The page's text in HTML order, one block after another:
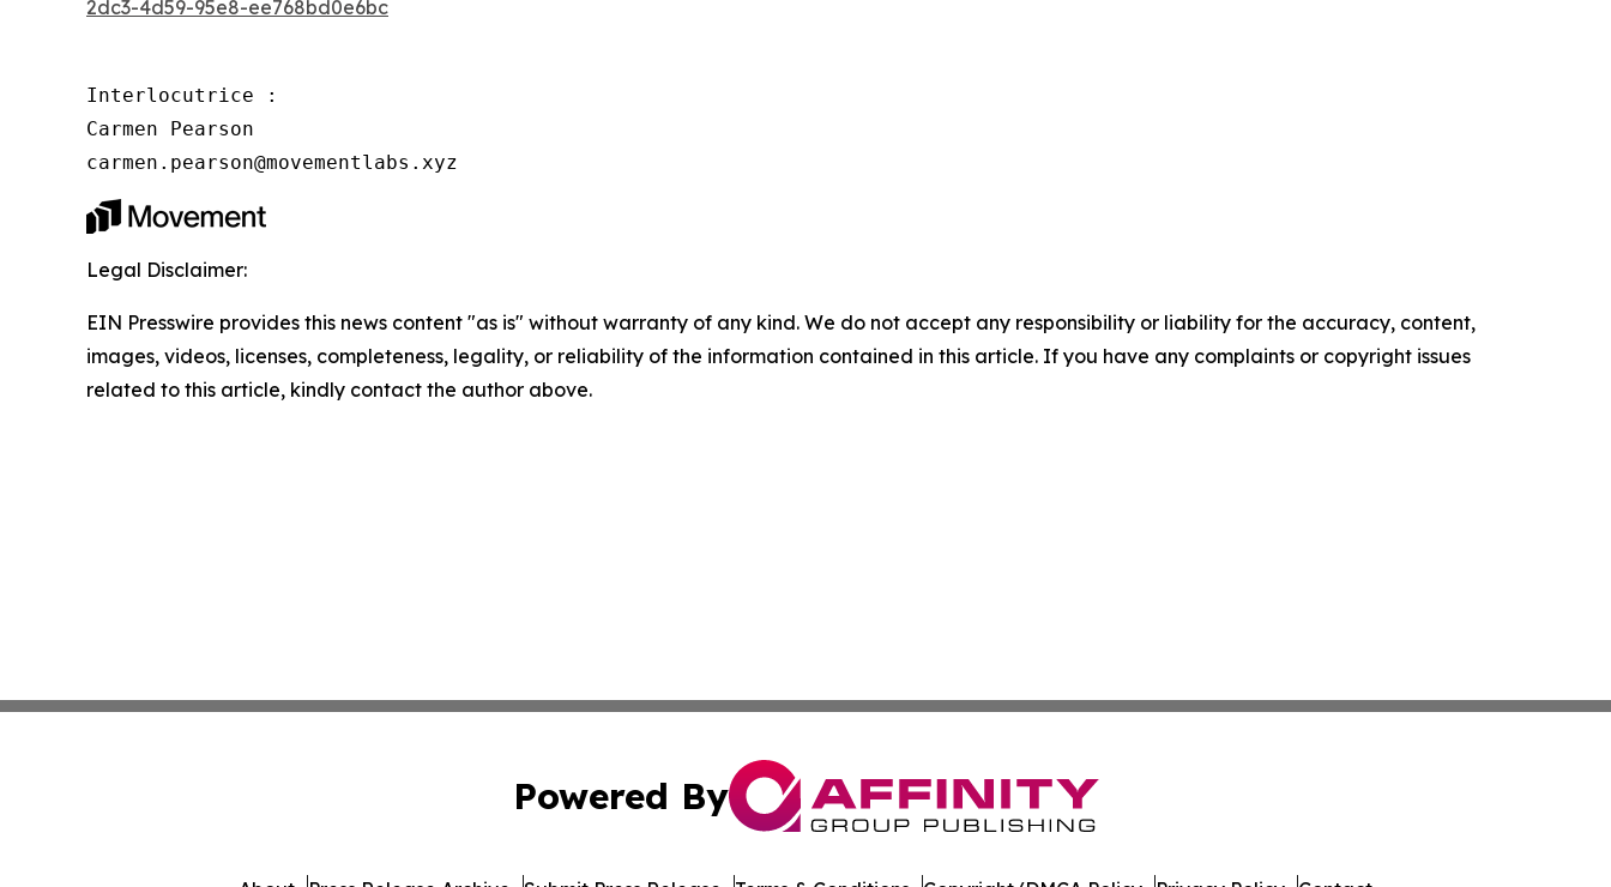
2dc3-4d59-95e8-ee768bd0e6bc
Interlocutrice :
Carmen Pearson
carmen.pearson@movementlabs.xyz
Legal Disclaimer:
EIN Presswire provides this news content "as is" without warranty of any kind. We do not accept any responsibility or liability for the accuracy, content,
images, videos, licenses, completeness, legality, or reliability of the information contained in this article. If you have any complaints or copyright issues
related to this article, kindly contact the author above.
Powered By